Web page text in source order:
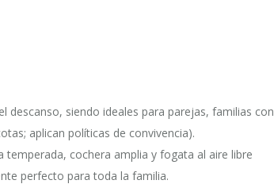
descanso, siendo ideales para parejas, familias con
aplican políticas de convivencia).
temperada, cochera amplia y fogata al aire libre
perfecto para toda la familia.